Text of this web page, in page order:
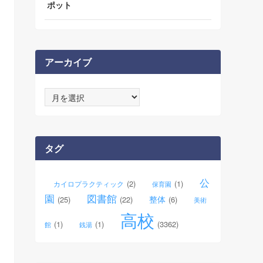
ポット
アーカイブ
ー
ブ
タグ
カイロプラクティック (2) 保育園 (1)
公
園 (25) 図書館 (22) 整体 (6) 美術
館 (1) 銭湯 (1) 高校 (3362)